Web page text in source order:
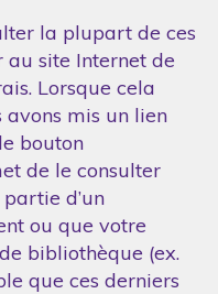
la plupart de ces
au site Internet de
Lorsque cela
avons mis un lien
bouton
de le consulter
d’un
ou que votre
bibliothèque (ex.
que ces derniers